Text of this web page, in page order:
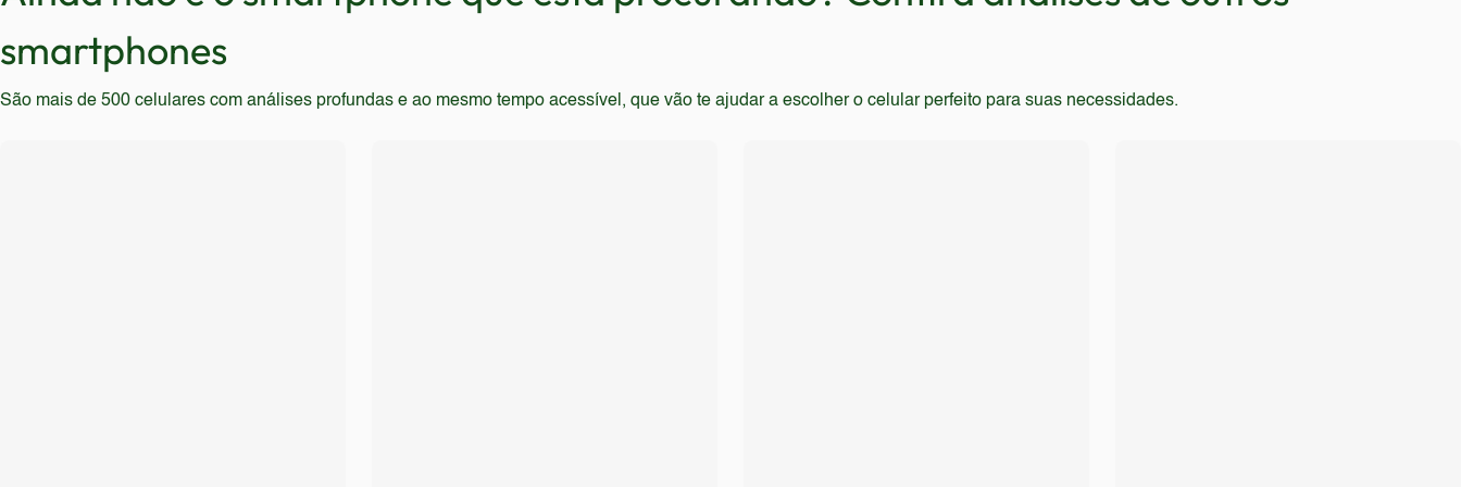
smartphones
São mais de 500 celulares com análises profundas e ao mesmo tempo acessível, que vão te ajudar a escolher o celular perfeito para suas necessidades.